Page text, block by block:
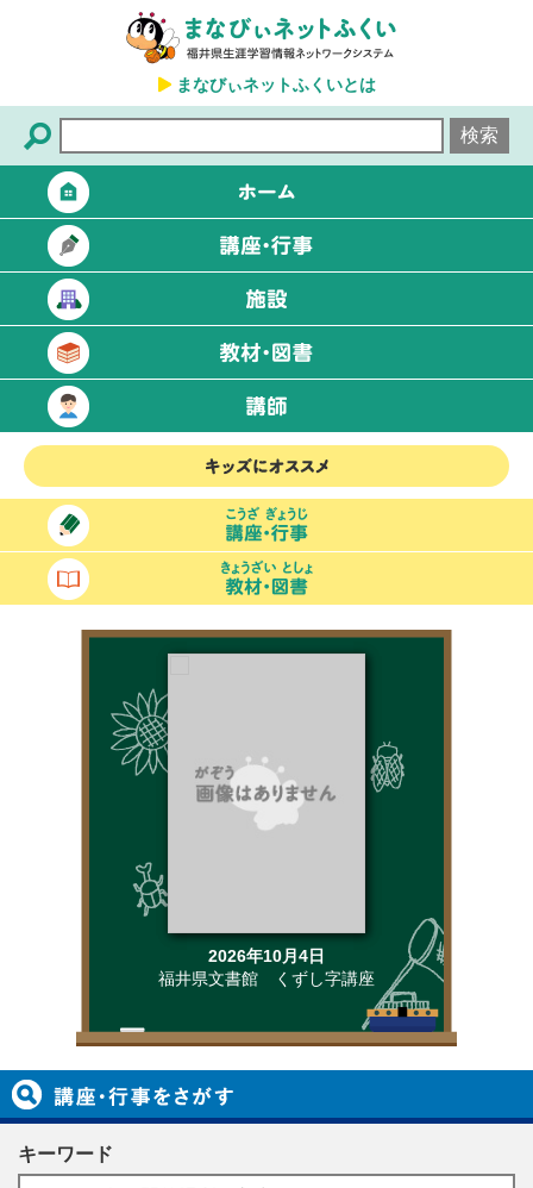
まなびぃネットふくいとは
2026年10月4日
福井県文書館 くずし字講座
公益財団法人ふ
の研究所 くら
「さくさく片
ない物の
キーワード